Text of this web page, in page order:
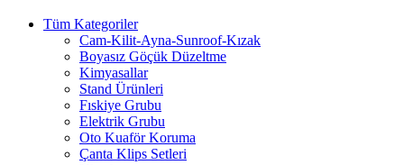
Tüm Kategoriler
Cam-Kilit-Ayna-Sunroof-Kızak
Boyasız Göçük Düzeltme
Kimyasallar
Stand Ürünleri
Fıskiye Grubu
Elektrik Grubu
Oto Kuaför Koruma
Çanta Klips Setleri